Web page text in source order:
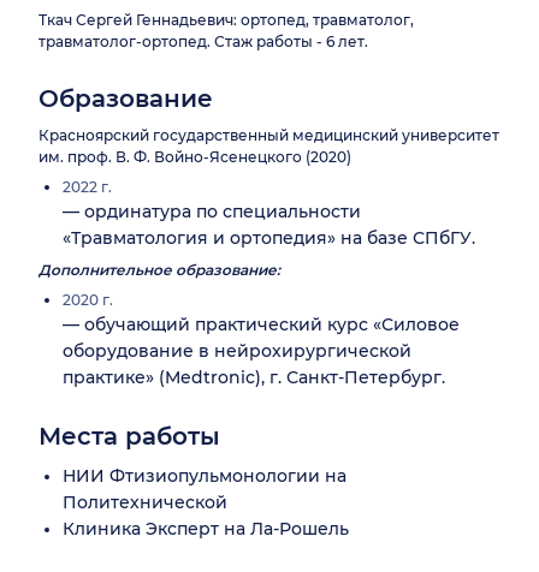
Ткач Сергей Геннадьевич: ортопед, травматолог,
травматолог-ортопед. Стаж работы - 6 лет.
Образование
Красноярский государственный медицинский университет
им. проф. В. Ф. Войно-Ясенецкого (2020)
2022 г.
— ординатура по специальности
«Травматология и ортопедия» на базе СПбГУ.
Дополнительное образование:
2020 г.
— обучающий практический курс «Силовое
оборудование в нейрохирургической
практике» (Medtronic), г. Санкт-Петербург.
Места работы
НИИ Фтизиопульмонологии на
Политехнической
Клиника Эксперт на Ла-Рошель